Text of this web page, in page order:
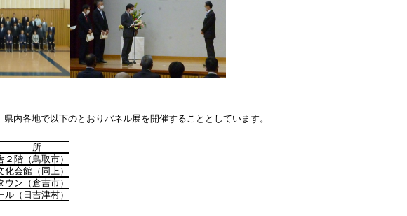
内各地で以下のとおりパネル展を開催することとしています。
所
２階（鳥取市）
化会館（同上）
ウン（倉吉市）
ル（日吉津村）